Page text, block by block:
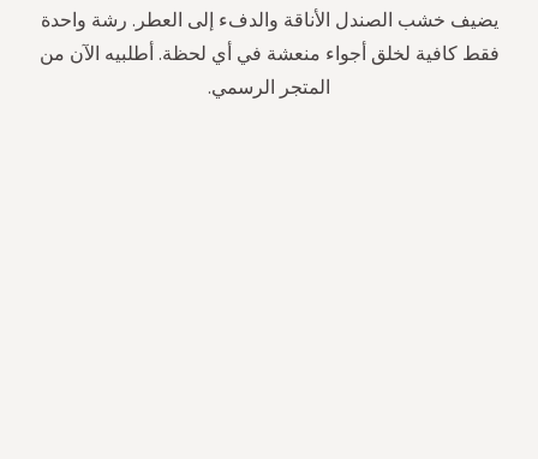
يضيف خشب الصندل الأناقة والدفء إلى العطر. رشة واحدة
فقط كافية لخلق أجواء منعشة في أي لحظة. أطلبيه الآن من
المتجر الرسمي.